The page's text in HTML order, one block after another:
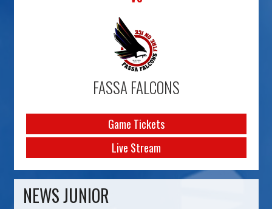
FASSA FALCONS
Game Tickets
Live Stream
NEWS JUNIOR